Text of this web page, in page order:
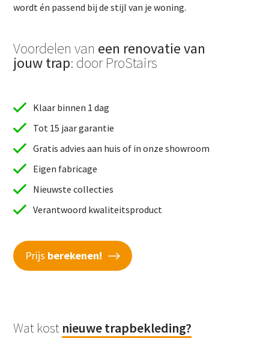
wordt én passend bij de stijl van je woning.
Voordelen van een renovatie van
jouw trap: door ProStairs
Klaar binnen 1 dag
Tot 15 jaar garantie
Gratis advies aan huis of in onze showroom
Eigen fabricage
Nieuwste collecties
Verantwoord kwaliteitsproduct
Prijs berekenen!
Wat kost nieuwe trapbekleding?